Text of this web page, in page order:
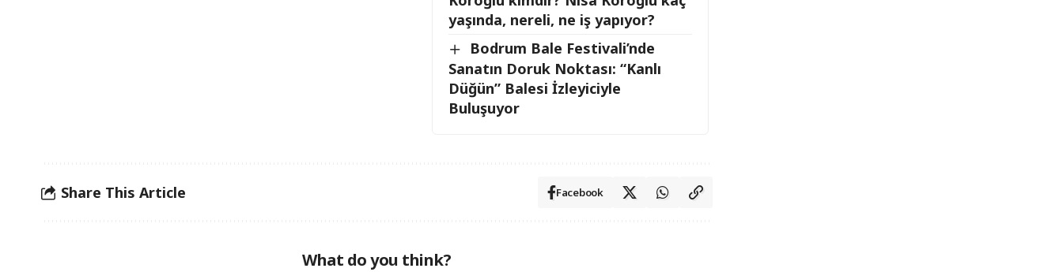
yaşında, nereli, ne iş yapıyor?
Bodrum Bale Festivali’nde
Sanatın Doruk Noktası: “Kanlı
Düğün” Balesi İzleyiciyle
Buluşuyor
Share This Article Facebook
What do you think?